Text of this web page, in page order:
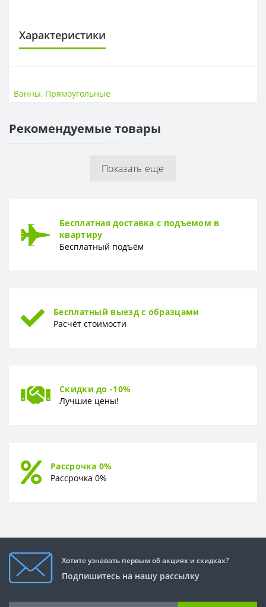
Характеристики
Размер
Глубина
Ванны, Прямоугольные
Рекомендуемые товары
Показать еще
Бесплатная доставка с подъемом в
квартиру
Бесплатный подъём
Бесплатный выезд с образцами
Расчёт стоимости
Скидки до -10%
Лучшие цены!
Рассрочка 0%
Рассрочка 0%
Хотите узнавать первым об акциях и скидках?
Подпишитесь на нашу рассылку